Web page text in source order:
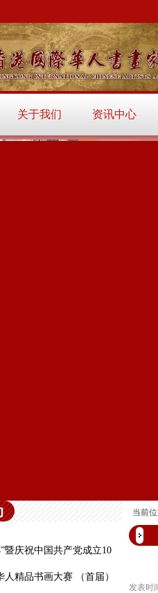
关于我们 资讯中心
暨庆祝中国共产党成立10
人精品书画大赛 （首届）
当前
发表时